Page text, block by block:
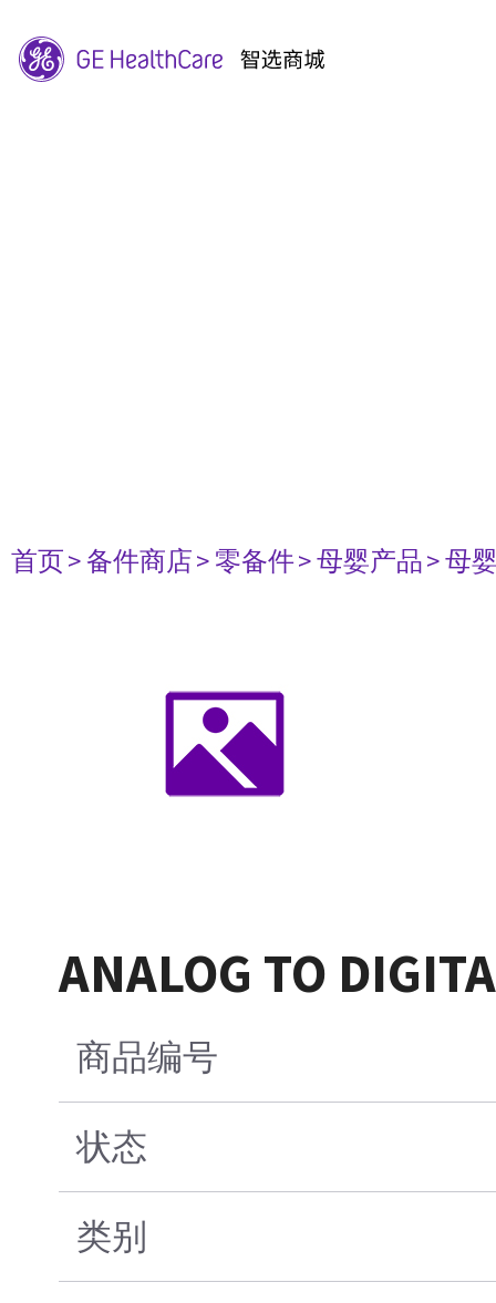
首页> 备件商店> 零备件> 母婴产品> 母
ANALOG TO
商品编号
状态
类别